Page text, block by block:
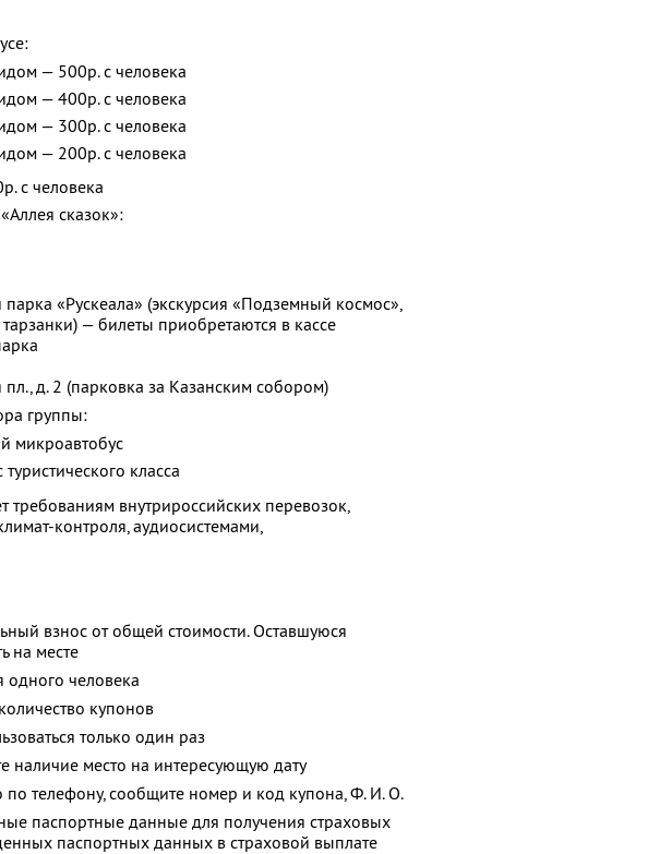
— 500р. с человека
— 400р. с человека
— 300р. с человека
— 200р. с человека
с человека
сказок»:
«Рускеала» (экскурсия «Подземный космос»,
— билеты приобретаются в кассе
д. 2 (парковка за Казанским собором)
группы:
микроавтобус
класса
требованиям внутрироссийских перевозок,
контроля, аудиосистемами,
взнос от общей стоимости. Оставшуюся
на месте
одного человека
купонов
только один раз
наличие место на интересующую дату
по телефону, сообщите номер и код купона,Ф. И. О.
паспортные данные для получения страховых
паспортных данных в страховой выплате